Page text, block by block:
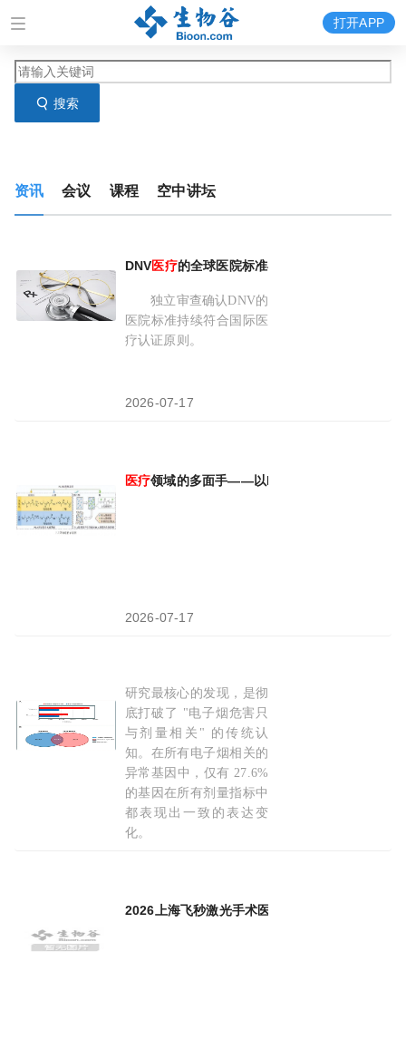
搜索
打开APP
资讯 会议 课程 空中讲坛
DNV医疗的全球医院标准再次获得国际
独立审查确认DNV的
医院标准持续符合国际医
疗认证原则。
2026-07-17
医疗领域的多面手——以PLA为基础的
2026-07-17
最新研究：电子烟致 3000 个基因异常，67% 危
研究最核心的发现，是彻
底打破了 "电子烟危害只
与剂量相关" 的传统认
知。在所有电子烟相关的
异常基因中，仅有 27.6%
的基因在所有剂量指标中
都表现出一致的表达变
化。
2026上海飞秒激光手术医院推荐：手术